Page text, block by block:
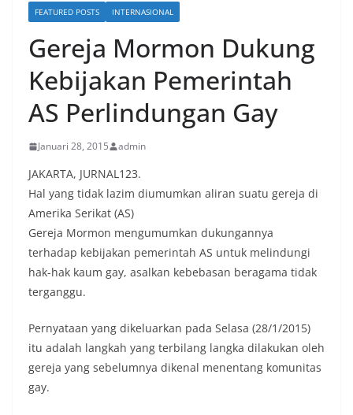
FEATURED POSTS INTERNASIONAL
Gereja Mormon Dukung
Kebijakan Pemerintah
AS Perlindungan Gay
Januari 28, 2015 admin
JAKARTA, JURNAL123.
Hal yang tidak lazim diumumkan aliran suatu gereja di
Amerika Serikat (AS)
Gereja Mormon mengumumkan dukungannya
terhadap kebijakan pemerintah AS untuk melindungi
hak-hak kaum gay, asalkan kebebasan beragama tidak
terganggu.
Pernyataan yang dikeluarkan pada Selasa (28/1/2015)
itu adalah langkah yang terbilang langka dilakukan oleh
gereja yang sebelumnya dikenal menentang komunitas
gay.